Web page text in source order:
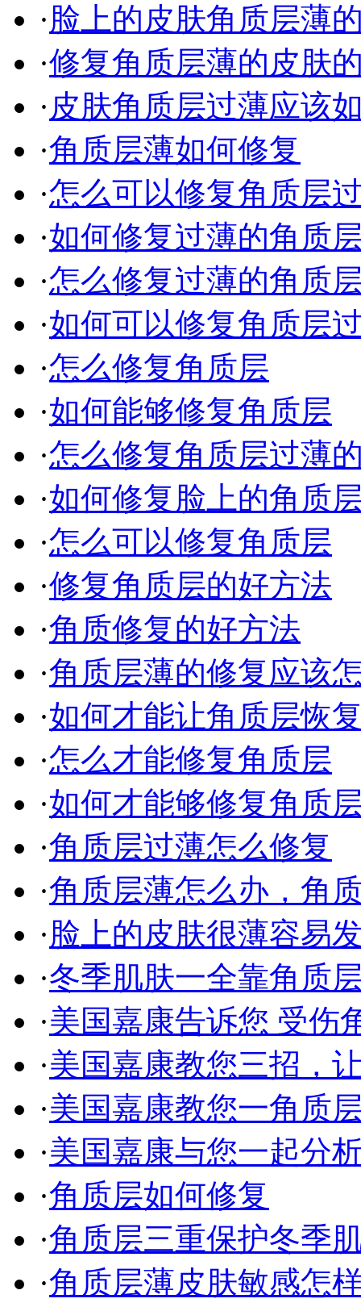
·脸上的皮肤角质层薄
·修复角质层薄的皮肤
· 皮肤角质层过薄应该
·角质层薄如何修复
·怎么可以修复角质层
·如何修复过薄的角质
·怎么修复过薄的角质
·如何可以修复角质层
·怎么修复角质层
·如何能够修复角质层
·怎么修复角质层过薄
·如何修复脸上的角质
·怎么可以修复角质层
·修复角质层的好方法
·角质修复的好方法
·角质层薄的修复应该
·如何才能让角质层恢
·怎么才能修复角质层
·如何才能够修复角质
·角质层过薄怎么修复
·角质层薄怎么办，角
·脸上的皮肤很薄容易
·冬季肌肤一全靠角质
·美国嘉康告诉您 受伤
·美国嘉康教您三招，
·美国嘉康教您一角质
·美国嘉康与您一起分
·角质层如何修复
·角质层三重保护冬季
·角质层薄皮肤敏感怎